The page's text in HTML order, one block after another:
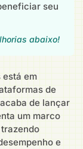
seu
abaixo!
está em
de
de lançar
um marco
e